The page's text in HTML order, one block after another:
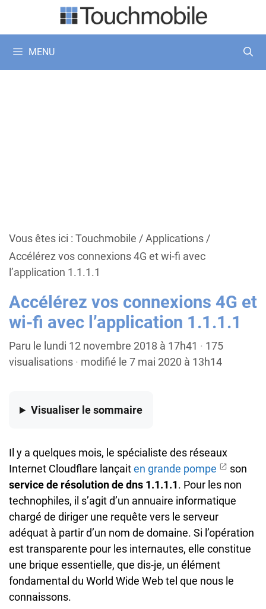
MENU
Vous êtes ici : Touchmobile /Applications/
Accélérez vos connexions 4G et wi-fi avec
l’application 1.1.1.1
Accélérez vos connexions 4G et
wi-fi avec l’application 1.1.1.1
Paru le lundi 12 novembre 2018 à 17h41 · 175
visualisations · modifié le 7 mai 2020 à 13h14
Visualiser le sommaire
Il y a quelques mois, le spécialiste des réseaux
Internet Cloudflare lançaiten grande pompe
son
service de résolution de dns 1.1.1.1. Pour les non
technophiles, il s’agit d’un annuaire informatique
chargé de diriger une requête vers le serveur
adéquat à partir d’un nom de domaine. Si l’opération
est transparente pour les internautes, elle constitue
une brique essentielle, que dis-je, un élément
fondamental du World Wide Web tel que nous le
connaissons.